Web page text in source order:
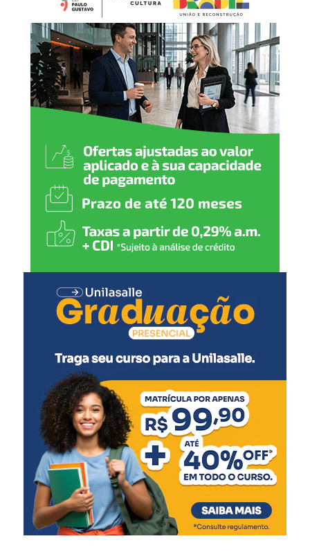
adolescentes com
dignidade, respeito e
segurança. Cada ambiente
foi pensado para
proporcionar conforto e
contribuir para um
atendimento cada vez mais
humanizado, fortalecendo a
rede de proteção de Nova
Santa Rita”, declarou.
Solange Lewandoski Laubine, destacou que a nova sede
oferece melhores condições para o atendimento e para o
trabalho das equipes responsáveis pelo acolhimento.
“O acolhimento
institucional exige uma
estrutura adequada e um
ambiente que transmita
cuidado e segurança. Este
novo espaço amplia nossa
capacidade de atendimento
e garante mais qualidade
de vida às crianças e